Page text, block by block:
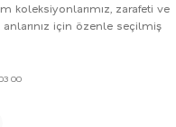
koleksiyonlarımız, zarafeti ve
için özenle seçilmiş
00